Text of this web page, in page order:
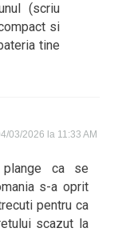
(scriu
si
tine
03/2026 la 11:33 AM
ca se
s-a oprit
pentru ca
scazut la